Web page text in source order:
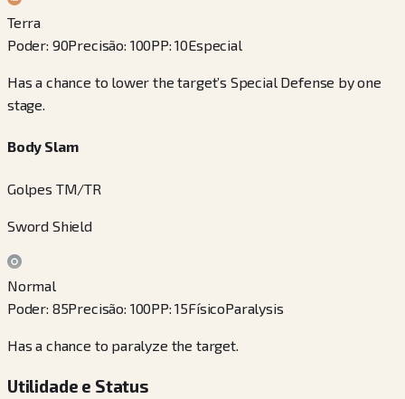
Terra
Poder: 90Precisão: 100PP:10Especial
Has a chance to lower the target’s Special Defense by one
stage.
Body Slam
Golpes TM/TR
Sword Shield
Normal
Poder: 85Precisão: 100PP:15FísicoParalysis
Has a chance to paralyze the target.
Utilidade e Status